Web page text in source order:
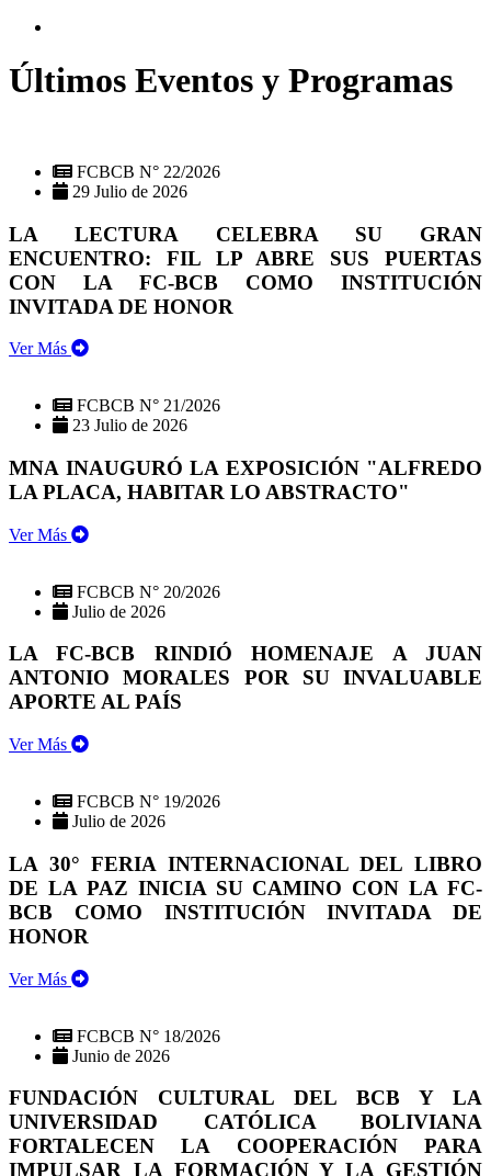
Últimos Eventos y Programas
FCBCB N° 22/2026
29 Julio de 2026
LA LECTURA CELEBRA SU GRAN
ENCUENTRO: FIL LP ABRE SUS PUERTAS
CON LA FC-BCB COMO INSTITUCIÓN
INVITADA DE HONOR
Ver Más
FCBCB N° 21/2026
23 Julio de 2026
MNA INAUGURÓ LA EXPOSICIÓN "ALFREDO
LA PLACA, HABITAR LO ABSTRACTO"
Ver Más
FCBCB N° 20/2026
Julio de 2026
LA FC-BCB RINDIÓ HOMENAJE A JUAN
ANTONIO MORALES POR SU INVALUABLE
APORTE AL PAÍS
Ver Más
FCBCB N° 19/2026
Julio de 2026
LA 30° FERIA INTERNACIONAL DEL LIBRO
DE LA PAZ INICIA SU CAMINO CON LA FC-
BCB COMO INSTITUCIÓN INVITADA DE
HONOR
Ver Más
FCBCB N° 18/2026
Junio de 2026
FUNDACIÓN CULTURAL DEL BCB Y LA
UNIVERSIDAD CATÓLICA BOLIVIANA
FORTALECEN LA COOPERACIÓN PARA
IMPULSAR LA FORMACIÓN Y LA GESTIÓN